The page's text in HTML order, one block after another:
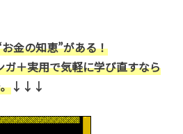
金の知恵”がある！
＋実用で気軽に学び直すなら
↓↓↓